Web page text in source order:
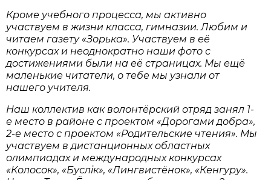
Кроме учебного процесса, мы активно
участвуем в жизни класса, гимназии. Любим и
читаем газету «Зорька». Участвуем в её
конкурсах и неоднократно наши фото с
достижениями были на её страницах. Мы ещё
маленькие читатели, о тебе мы узнали от
нашего учителя.
Наш коллектив как волонтёрский отряд занял 1-
е место в районе с проектом «Дорогами добра»,
2-е место с проектом «Родительские чтения». Мы
участвуем в дистанционных областных
олимпиадах и международных конкурсах
«Колосок», «Буслік», «Лингвистёнок», «Кенгуру».